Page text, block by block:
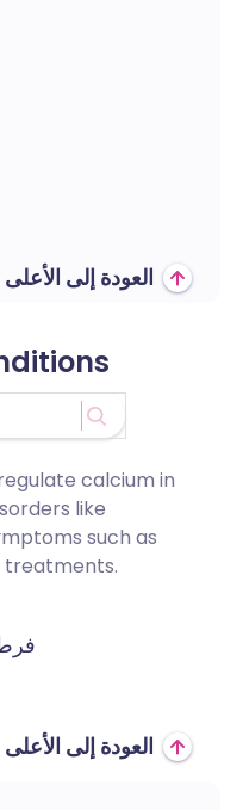
العودة إلى الأعلى
calcium in
like
such as
treatments.
العودة إلى الأعلى